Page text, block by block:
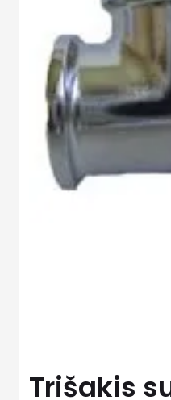
Trišakis